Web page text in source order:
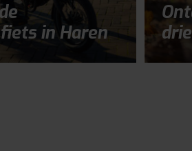
in Haren